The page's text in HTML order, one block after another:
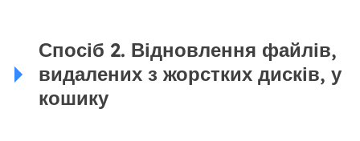
Спосіб 2. Відновлення файлів,
видалених з жорстких дисків, у
кошику